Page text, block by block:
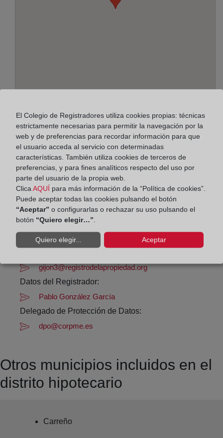
Avenida de la Costa, 18 - bajo y 1º, 33208
Horario:
De lunes a viernes de 09:00 a 17:00 horas
Agosto: De lunes a viernes de 09:00 a 14:00 horas
Los días 24 y 31 de diciembre de 09:00 a 14:00
horas
Datos de contacto:
(98) 535 26 87
gijon3@registrodelapropiedad.org
Datos del Registrador:
Pablo González García
Delegado de Protección de Datos:
dpo@corpme.es
Otros municipios incluidos en el
distrito hipotecario
Carreño
El Colegio de Registradores utiliza cookies propias: técnicas
estrictamente necesarias para permitir la navegación por la
web y de preferencias para recordar información para que
el usuario acceda al servicio con determinadas
características. También utiliza cookies de terceros de
preferencias, y para fines analíticos respecto del uso por
parte del usuario de la propia web.
Clica AQUÍ para más información de la “Política de cookies”.
Puede aceptar todas las cookies pulsando el botón
“Aceptar” o configurarlas o rechazar su uso pulsando el
botón “Quiero elegir…”
Quiero elegir... Aceptar